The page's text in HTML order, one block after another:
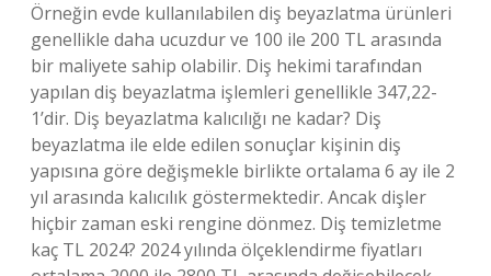
Örneğin evde kullanılabilen diş beyazlatma ürünleri
genellikle daha ucuzdur ve 100 ile 200 TL arasında
bir maliyete sahip olabilir. Diş hekimi tarafından
yapılan diş beyazlatma işlemleri genellikle 347,22-
1’dir. Diş beyazlatma kalıcılığı ne kadar? Diş
beyazlatma ile elde edilen sonuçlar kişinin diş
yapısına göre değişmekle birlikte ortalama 6 ay ile 2
yıl arasında kalıcılık göstermektedir. Ancak dişler
hiçbir zaman eski rengine dönmez. Diş temizletme
kaç TL 2024? 2024 yılında ölçeklendirme fiyatları